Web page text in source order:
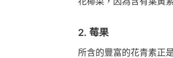
2. 莓果
所含的豐富的花青素正